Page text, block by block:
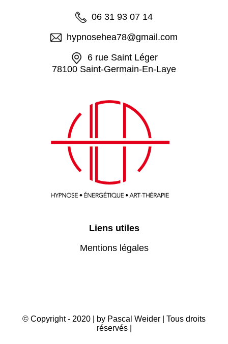
06 31 93 07 14
hypnosehea78@gmail.com
6 rue Saint Léger
78100 Saint-Germain-En-Laye
Liens utiles
Mentions légales
© Copyright - 2020 | by Pascal Weider | Tous droits
réservés |